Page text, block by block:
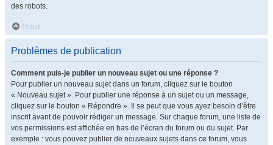
des robots.
Haut
Problèmes de publication
Comment puis-je publier un nouveau sujet ou une réponse ?
Pour publier un nouveau sujet dans un forum, cliquez sur le bouton
« Nouveau sujet ». Pour publier une réponse à un sujet ou un message,
cliquez sur le bouton « Répondre ». Il se peut que vous ayez besoin d’être
inscrit avant de pouvoir rédiger un message. Sur chaque forum, une liste de
vos permissions est affichée en bas de l’écran du forum ou du sujet. Par
exemple : vous pouvez publier de nouveaux sujets dans ce forum, vous